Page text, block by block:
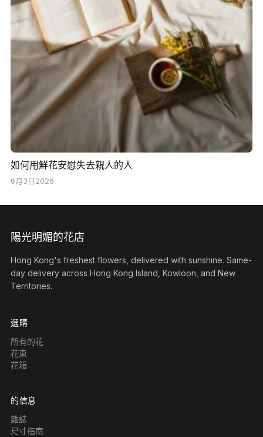
如何用鮮花安慰失去親人的人
6月3日2026
陽光明媚的花店
Hong Kong's freshest flowers, delivered with sunshine. Same-
day delivery across Hong Kong Island, Kowloon, and New
Territories.
選購
所有的花
花束
花箱
的信息
雜誌
尺寸指南